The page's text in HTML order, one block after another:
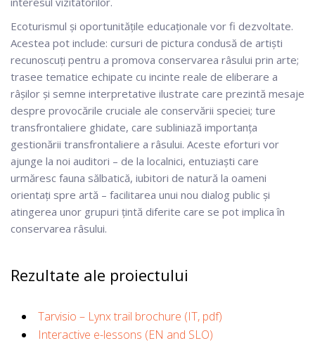
Ecoturismul și oportunitățile educaționale vor fi dezvoltate.
Acestea pot include: cursuri de pictura condusă de artiști
recunoscuți pentru a promova conservarea râsului prin arte;
trasee tematice echipate cu incinte reale de eliberare a
râșilor și semne interpretative ilustrate care prezintă mesaje
despre provocările cruciale ale conservării speciei; ture
transfrontaliere ghidate, care subliniază importanța
gestionării transfrontaliere a râsului. Aceste eforturi vor
ajunge la noi auditori – de la localnici, entuziaști care
urmăresc fauna sălbatică, iubitori de natură la oameni
orientați spre artă – facilitarea unui nou dialog public și
atingerea unor grupuri țintă diferite care se pot implica în
conservarea râsului.
Rezultate ale proiectului
Tarvisio – Lynx trail brochure (IT, pdf)
Interactive e-lessons (EN and SLO)